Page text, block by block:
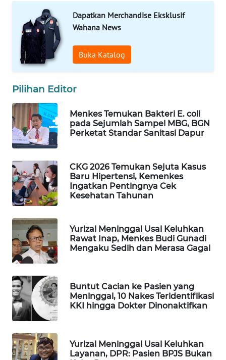
Dapatkan Merchandise Eksklusif
Wahana News
Buka Katalog
Pilihan Editor
Menkes Temukan Bakteri E. coli
pada Sejumlah Sampel MBG, BGN
Perketat Standar Sanitasi Dapur
CKG 2026 Temukan Sejuta Kasus
Baru Hipertensi, Kemenkes
Ingatkan Pentingnya Cek
Kesehatan Tahunan
Yurizal Meninggal Usai Keluhkan
Rawat Inap, Menkes Budi Gunadi
Mengaku Sedih dan Merasa Gagal
Buntut Cacian ke Pasien yang
Meninggal, 10 Nakes Teridentifikasi
KKI hingga Dokter Dinonaktifkan
Yurizal Meninggal Usai Keluhkan
Layanan, DPR: Pasien BPJS Bukan
WAHANANEWS
ID
WAHANANEWS
WAHANANEWS
NET
WAHANA
WAHANA
UMKM
WAHANA
SELEB
WAHANA
WAHANA
OTOMOTIF
WAHANA
HEALTH